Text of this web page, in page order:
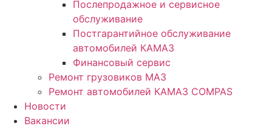
Послепродажное и сервисное
обслуживание
Постгарантийное обслуживание
автомобилей КАМАЗ
Финансовый сервис
Ремонт грузовиков МАЗ
Ремонт автомобилей КАМАЗ COMPAS
Новости
Вакансии